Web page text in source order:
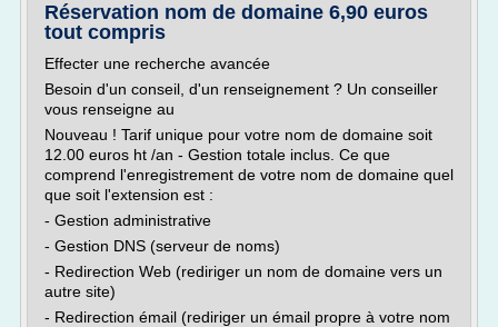
Réservation nom de domaine 6,90 euros
tout compris
Effecter une recherche avancée
Besoin d'un conseil, d'un renseignement ? Un conseiller
vous renseigne au
Nouveau ! Tarif unique pour votre nom de domaine soit
12.00 euros ht /an - Gestion totale inclus. Ce que
comprend l'enregistrement de votre nom de domaine quel
que soit l'extension est :
- Gestion administrative
- Gestion DNS (serveur de noms)
- Redirection Web (rediriger un nom de domaine vers un
autre site)
- Redirection émail (rediriger un émail propre à votre nom